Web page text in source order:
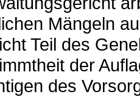
Mängeln
Teil des
der
des